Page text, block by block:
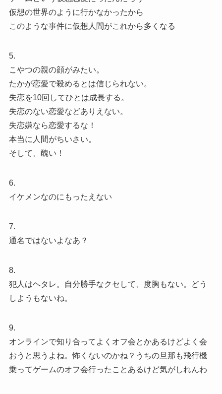
仮想の世界のように行かなかったから
このような事件に仮想人間がこれから多くなる
5.
こやつの親の顔がみたい。
たかが恋愛で殺めるとは信じられない。
失恋を10回してひとは成長する。
失恋のない恋愛などありえない。
失恋嫌なら恋愛するな！
本当に人間がちいさい。
そして、醜い！
6.
イケメンなのにもったえない
7.
通名ではないよなあ？
8.
犯人はヘタレ。自分勝手なクセして、度胸もない。どう
しようもないね。
9.
オンラインで知り合ってよくオフ会とかあるけどよく会
おうと思うよね。怖くないのかね？うちの旦那も飛行機
乗ってゲームのオフ会行ったことあるけど気がしれんわ